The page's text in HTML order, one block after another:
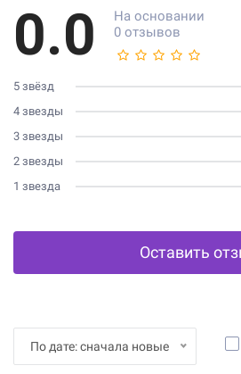
0.0
На основании
0 отзывов
5 звёзд
4 звезды
3 звезды
2 звезды
1 звезда
Оставить
По дате: сначала новые